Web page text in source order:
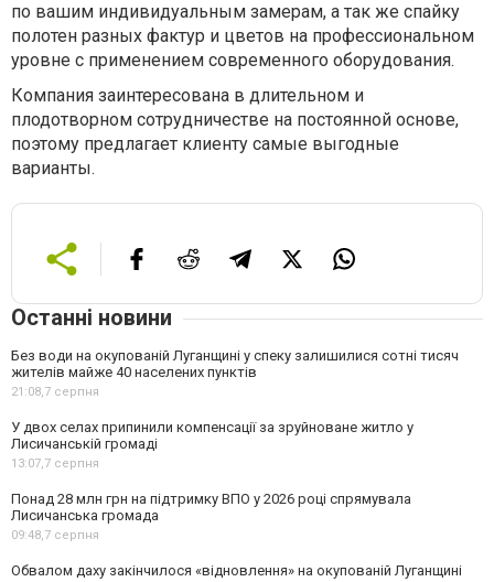
по вашим индивидуальным замерам, а так же спайку
полотен разных фактур и цветов на профессиональном
уровне с применением современного оборудования.
Компания заинтересована в длительном и
плодотворном сотрудничестве на постоянной основе,
поэтому предлагает клиенту самые выгодные
варианты.
Останні новини
Без води на окупованій Луганщині у спеку залишилися сотні тисяч
жителів майже 40 населених пунктів
21:08,7 серпня
У двох селах припинили компенсації за зруйноване житло у
Лисичанській громаді
13:07,7 серпня
Понад 28 млн грн на підтримку ВПО у 2026 році спрямувала
Лисичанська громада
09:48,7 серпня
Обвалом даху закінчилося «відновлення» на окупованій Луганщині